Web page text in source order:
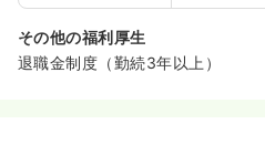
その他の福利厚生
退職金制度（勤続3年以上）